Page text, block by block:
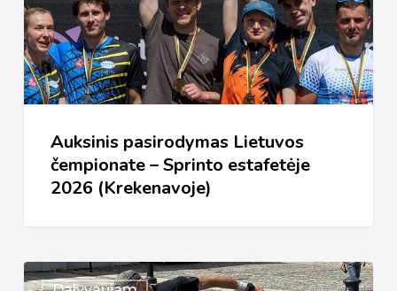
čempionate
–
Sprinto
estafetėje
(Krekenavoje)
Auksinis pasirodymas Lietuvos
čempionate – Sprinto estafetėje
2026 (Krekenavoje)
Lietuvos